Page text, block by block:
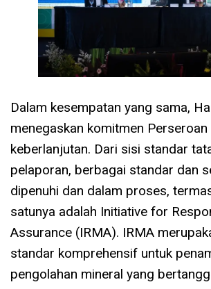
Dalam kesempatan yang sama,
menegaskan komitmen
keberlanjutan. Dari sisi standar
pelaporan, berbagai standar dan
dipenuhi dan dalam proses,
satunya adalah Initiative for
Assurance (IRMA). IRMA
standar komprehensif untuk
pengolahan mineral yang